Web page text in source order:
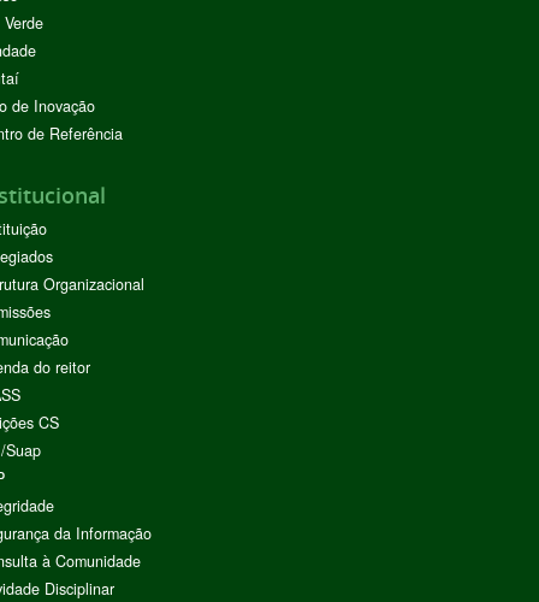
de Inovação
de Referência
Organizacional
do reitor
CS
Suap
da Informação
à Comunidade
Disciplinar